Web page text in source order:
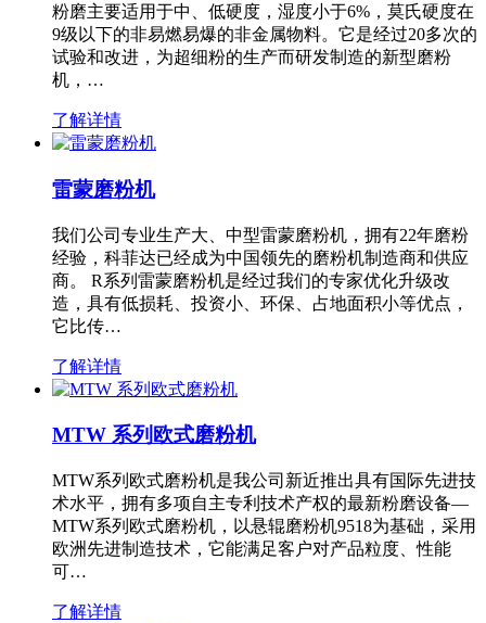
粉磨主要适用于中、低硬度，湿度小于6%，莫氏硬度在
9级以下的非易燃易爆的非金属物料。它是经过20多次的
试验和改进，为超细粉的生产而研发制造的新型磨粉
机，…
了解详情
雷蒙磨粉机
我们公司专业生产大、中型雷蒙磨粉机，拥有22年磨粉
经验，科菲达已经成为中国领先的磨粉机制造商和供应
商。 R系列雷蒙磨粉机是经过我们的专家优化升级改
造，具有低损耗、投资小、环保、占地面积小等优点，
它比传…
了解详情
MTW 系列欧式磨粉机
MTW系列欧式磨粉机是我公司新近推出具有国际先进技
术水平，拥有多项自主专利技术产权的最新粉磨设备—
MTW系列欧式磨粉机，以悬辊磨粉机9518为基础，采用
欧洲先进制造技术，它能满足客户对产品粒度、性能
可…
了解详情